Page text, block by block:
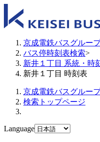
京成電鉄バスグルー
バス停時刻表検索>
新井１丁目 系統・時
新井１丁目 時刻表
京成電鉄バスグルー
検索トップページ
Language